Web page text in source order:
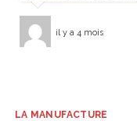
il y a 4 mois
LA MANUFACTURE